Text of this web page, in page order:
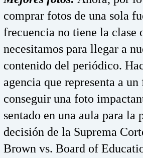
comprar fotos de una sola
frecuencia no tiene la clase
necesitamos para llegar a
contenido del periódico.
agencia que representa a
conseguir una foto
sentado en una aula para la
decisión de la Suprema
Brown vs. Board of